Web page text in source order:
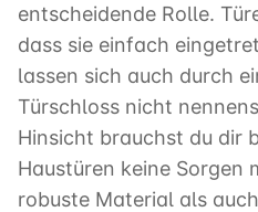
entscheidende Rolle.
dass sie einfach
lassen sich auch durch
Türschloss nicht
Hinsicht brauchst du dir
Haustüren keine Sorgen
robuste Material als